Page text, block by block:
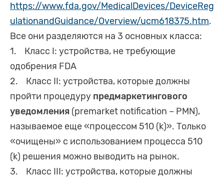
https://www.fda.gov/MedicalDevices/DeviceReg
ulationandGuidance/Overview/ucm618375.htm.
Все они разделяются на 3 основных класса:
1. Класс I: устройства, не требующие
одобрения FDA
2. Класс II: устройства, которые должны
пройти процедуру предмаркетингового
уведомления (premarket notification – PMN),
называемое еще «процессом 510 (k)». Только
«очищены» с использованием процесса 510
(k) решения можно выводить на рынок.
3. Класс III: устройства, которые должны